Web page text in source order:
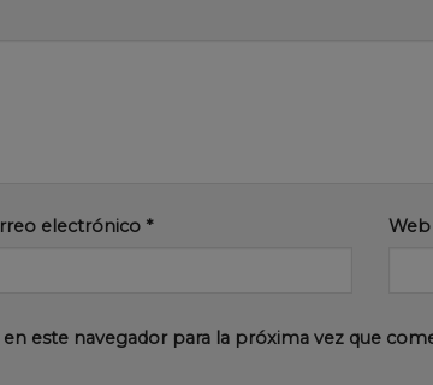
electrónico * Web
este navegador para la próxima vez que